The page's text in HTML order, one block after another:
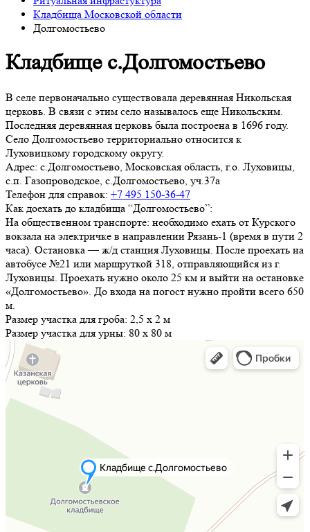
Кладбища Московской области
Долгомостьево
Кладбище с.Долгомостьево
В селе первоначально существовала деревянная Никольская
церковь. В связи с этим село называлось еще Никольским.
Последняя деревянная церковь была построена в 1696 году.
Село Долгомостьево территориально относится к
Луховицкому городскому округу.
Адрес: с.Долгомостьево, Московская область, г.о. Луховицы,
с.п. Газопроводское, с.Долгомостьево, уч.37а
Телефон для справок: +7 495 150-36-47
Как доехать до кладбища “Долгомостьево”:
На общественном транспорте: необходимо ехать от Курского
вокзала на электричке в направлении Рязань-1 (время в пути 2
часа). Остановка — ж/д станция Луховицы. После проехать на
автобусе №21 или маршруткой 318, отправляющийся из г.
Луховицы. Проехать нужно около 25 км и выйти на остановке
«Долгомостьево». До входа на погост нужно пройти всего 650
м.
Размер участка для гроба: 2,5 х 2 м
Размер участка для урны: 80 х 80 м